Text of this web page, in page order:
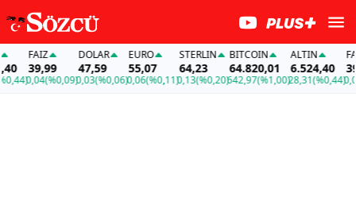
FAİZ
39,99
0,04(%0,09)
DOLAR
47,59
0,03(%0,06)
EURO
55,07
0,06(%0,11)
STERLIN
64,23
0,13(%0,20)
BITCOIN
64.820,01
642,97(%1,00)
ALTIN
6.524,40
28,31(%0,44)
FAİZ
0,04